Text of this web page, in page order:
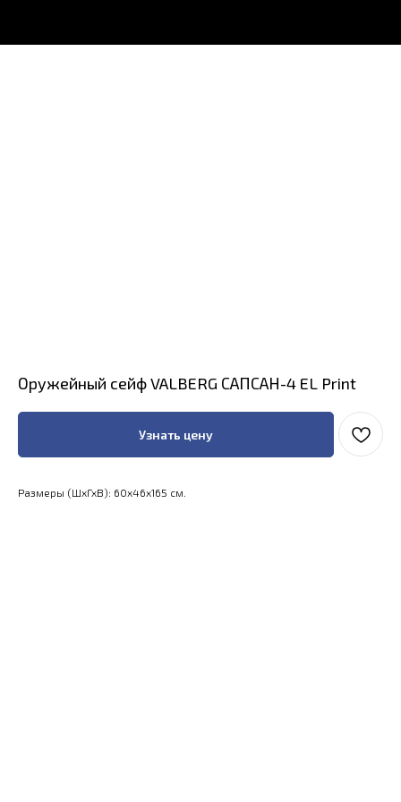
Оружейный сейф VALBERG САПСАН-4 EL Print
Узнать цену
Размеры (ШхГхВ): 60x46x165 см.